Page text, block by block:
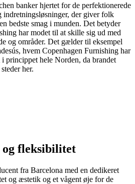
banker hjertet for de perfektionerede
indretningsløsninger, der giver folk
bedste smag i munden. Det betyder
har modet til at skille sig ud med
og områder. Det gælder til eksempel
hvem Copenhagen Furnishing har
princippet hele Norden, da brandet
her.
og fleksibilitet
fra Barcelona med en dedikeret
og æstetik og et vågent øje for de